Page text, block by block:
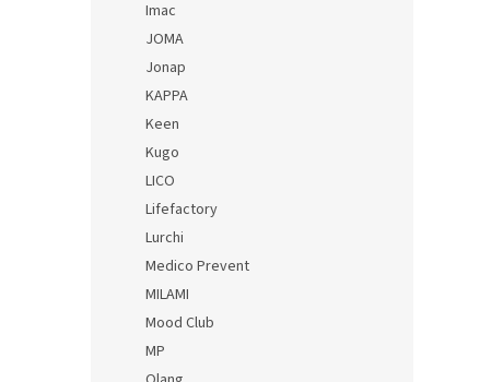
Imac
JOMA
Jonap
KAPPA
Keen
Kugo
LICO
Lifefactory
Lurchi
Medico Prevent
MILAMI
Mood Club
MP